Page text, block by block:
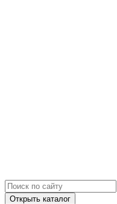
Открыть каталог